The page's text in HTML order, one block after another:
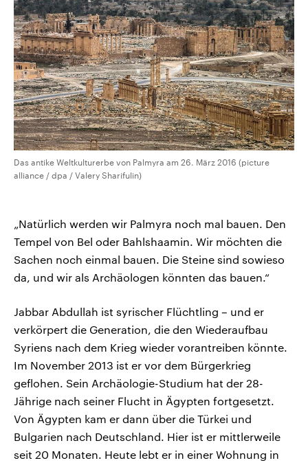
Das antike Weltkulturerbe von Palmyra am 26. März 2016 (picture
alliance / dpa / Valery Sharifulin)
„Natürlich werden wir Palmyra noch mal bauen. Den
Tempel von Bel oder Bahlshaamin. Wir möchten die
Sachen noch einmal bauen. Die Steine sind sowieso
da, und wir als Archäologen könnten das bauen.“
Jabbar Abdullah ist syrischer Flüchtling – und er
verkörpert die Generation, die den Wiederaufbau
Syriens nach dem Krieg wieder vorantreiben könnte.
Im November 2013 ist er vor dem Bürgerkrieg
geflohen. Sein Archäologie-Studium hat der 28-
Jährige nach seiner Flucht in Ägypten fortgesetzt.
Von Ägypten kam er dann über die Türkei und
Bulgarien nach Deutschland. Hier ist er mittlerweile
seit 20 Monaten. Heute lebt er in einer Wohnung in